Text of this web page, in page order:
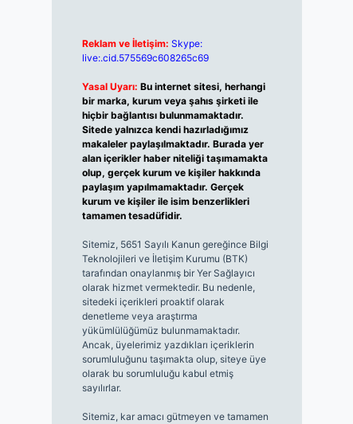
Reklam ve İletişim: Skype:
live:.cid.575569c608265c69
Yasal Uyarı: Bu internet sitesi, herhangi
bir marka, kurum veya şahıs şirketi ile
hiçbir bağlantısı bulunmamaktadır.
Sitede yalnızca kendi hazırladığımız
makaleler paylaşılmaktadır. Burada yer
alan içerikler haber niteliği taşımamakta
olup, gerçek kurum ve kişiler hakkında
paylaşım yapılmamaktadır. Gerçek
kurum ve kişiler ile isim benzerlikleri
tamamen tesadüfidir.
Sitemiz, 5651 Sayılı Kanun gereğince Bilgi
Teknolojileri ve İletişim Kurumu (BTK)
tarafından onaylanmış bir Yer Sağlayıcı
olarak hizmet vermektedir. Bu nedenle,
sitedeki içerikleri proaktif olarak
denetleme veya araştırma
yükümlülüğümüz bulunmamaktadır.
Ancak, üyelerimiz yazdıkları içeriklerin
sorumluluğunu taşımakta olup, siteye üye
olarak bu sorumluluğu kabul etmiş
sayılırlar.
Sitemiz, kar amacı gütmeyen ve tamamen